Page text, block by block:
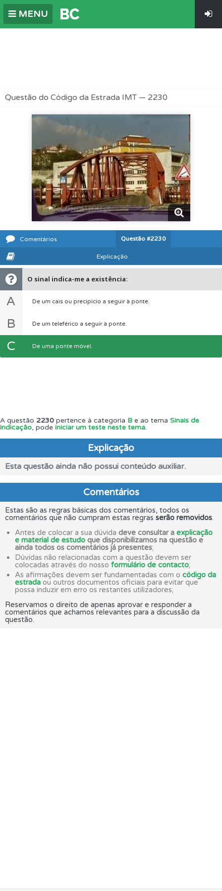
MENU
Questão do Código da Estrada IMT — 2230
Comentários Questão #2230
Explicação
O sinal indica-me a existência:
A De um cais ou precipício a seguir à ponte.
B De um teleférico a seguir à ponte.
C De uma ponte móvel.
A questão 2230 pertence à categoria B e ao tema Sinais de
indicação, pode iniciar um teste neste tema.
Explicação
Esta questão ainda não possui conteúdo auxiliar.
Comentários
Estas são as regras básicas dos comentários, todos os
comentários que não cumpram estas regras serão removidos.
Antes de colocar a sua dúvida deve consultar a explicação
e material de estudo que disponibilizamos na questão e
ainda todos os comentários já presentes;
Dúvidas não relacionadas com a questão devem ser
colocadas através do nosso formulário de contacto;
As afirmações devem ser fundamentadas com o código da
estrada ou outros documentos oficiais para evitar que
possa induzir em erro os restantes utilizadores;
Reservamos o direito de apenas aprovar e responder a
comentários que achamos relevantes para a discussão da
questão.